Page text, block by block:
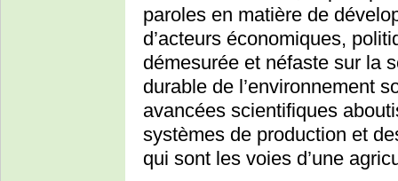
paroles en matière de
d’acteurs économiques,
démesurée et néfaste sur la
durable de l’environnement
avancées scientifiques
systèmes de production et
qui sont les voies d’une